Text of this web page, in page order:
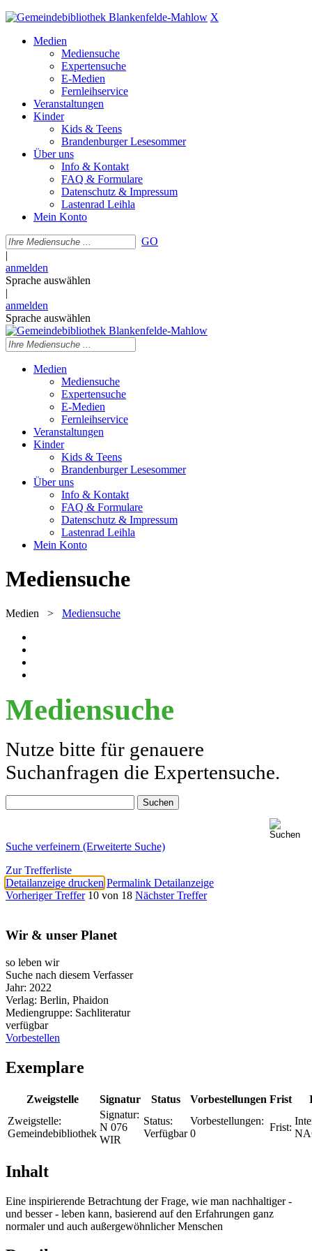
X
Medien
Mediensuche
Expertensuche
E-Medien
Fernleihservice
Veranstaltungen
Kinder
Kids & Teens
Brandenburger Lesesommer
Über uns
Info & Kontakt
FAQ & Formulare
Datenschutz & Impressum
Lastenrad Leihla
Mein Konto
GO
|
anmelden
Sprache auswählen
|
anmelden
Sprache auswählen
Medien
Mediensuche
Expertensuche
E-Medien
Fernleihservice
Veranstaltungen
Kinder
Kids & Teens
Brandenburger Lesesommer
Über uns
Info & Kontakt
FAQ & Formulare
Datenschutz & Impressum
Lastenrad Leihla
Mein Konto
Mediensuche
Medien > Mediensuche
Mediensuche
Nutze bitte für genauere
Suchanfragen die Expertensuche.
Suche verfeinern (Erweiterte Suche)
Zur Trefferliste
Detailanzeige drucken Permalink Detailanzeige
Vorheriger Treffer 10 von 18 Nächster Treffer
Wir & unser Planet
so leben wir
Suche nach diesem Verfasser
Jahr: 2022
Verlag: Berlin, Phaidon
Mediengruppe: Sachliteratur
verfügbar
Vorbestellen
Exemplare
Zweigstelle Signatur Status Vorbestellungen Frist
Zweigstelle:
Gemeindebibliothek
Signatur:
N 076
WIR
Status:
Verfügbar
Vorbestellungen:
0
Frist:
Inhalt
Eine inspirierende Betrachtung der Frage, wie man nachhaltiger -
und besser - leben kann, basierend auf den Erfahrungen ganz
normaler und auch außergewöhnlicher Menschen